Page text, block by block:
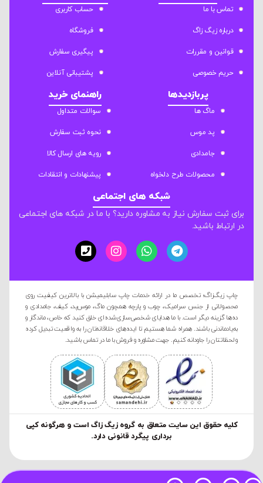
تماس با ما
درباره زیگ زاگ
قوانین و مقررات
حریم خصوصی
حساب کاربری
فروشگاه
پیگیری سفارش
پشتیبانی آنلاین
پربازدیدها
ماگ ها
پد موس
جامدادی
محصولات طرح دلخواه
راهنمای خرید
سوالات متداول
نحوه ثبت سفارش
رویه های ارسال کالا
پیشنهادات و انتقادات
شبکه های اجتماعی
برای ثبت سفارش نیاز به مشاوره دارید؟ با ما در شبکه های اجتماعی
در ارتباط باشید.
چاپ زیگ‌زاگ؛ تخصص ما در ارائه خدمات چاپ سابلیمیشن با بالاترین کیفیت روی
محصولاتی از جنس سرامیک، چوب و پارچه همچون ماگ، موس‌پد، کیف، جامدادی و
ده‌ها گزینه دیگر است. با ما هدایای شخصی‌سازی‌شده‌ای خلق کنید که خاص، ماندگار و
به‌یادماندنی باشند. همراه شما هستیم تا ایده‌های خلاقانه‌تان را به واقعیت تبدیل کرده
و لحظاتتان را جاودانه کنیم. جهت مشاوره و فروش با ما در تماس باشید.
کليه حقوق این سایت متعلق به گروه زیگ زاگ است و هرگونه کپی
برداری پیگرد قانونی دارد.